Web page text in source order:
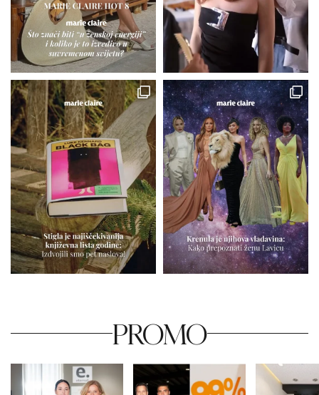
PROMO